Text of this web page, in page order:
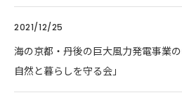
2021/12/25
海の京都・丹後の巨大風力発電事業
自然と暮らしを守る会」